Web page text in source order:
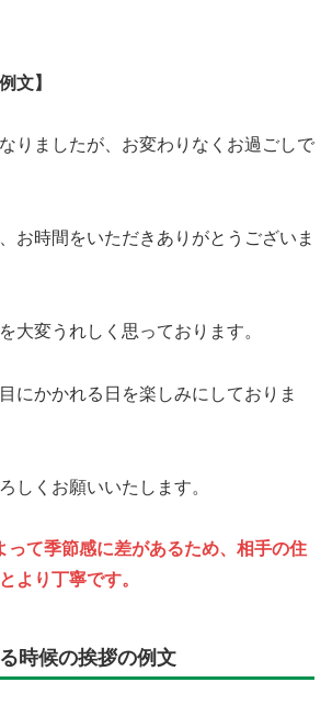
文】
りましたが、お変わりなくお過ごしで
お時間をいただきありがとうございま
大変うれしく思っております。
にかかれる日を楽しみにしておりま
しくお願いいたします。
って季節感に差があるため、相手の住
より丁寧です。
時候の挨拶の例文